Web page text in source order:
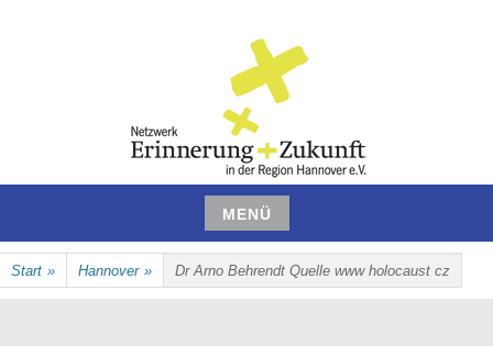
NETZWERK ERINNERUNG UND
ZUKUNFT IN DER REGION
HANNOVER E.V.
MENÜ
Zum
Inhalt
springen
Start » Hannover » Dr Arno Behrendt Quelle www holocaust cz